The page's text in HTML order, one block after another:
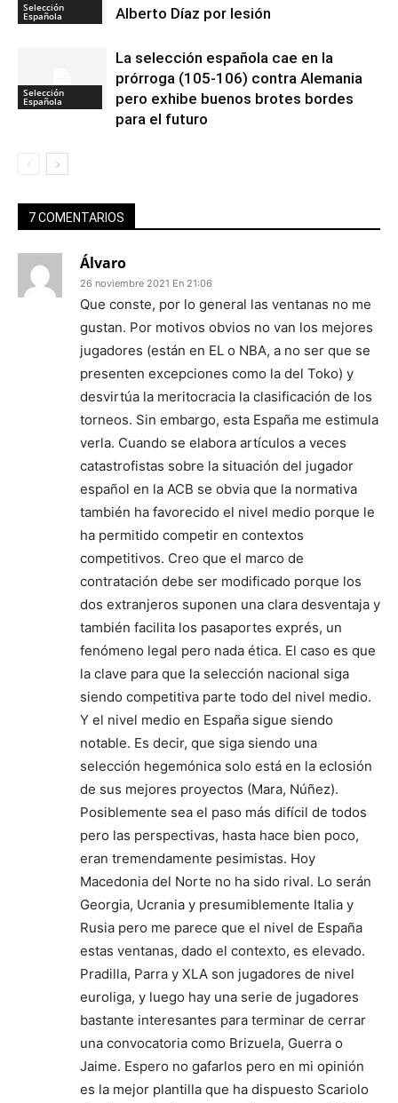
Selección
Española
Alberto Díaz por lesión
Selección
Española
La selección española cae en la
prórroga (105-106) contra Alemania
pero exhibe buenos brotes bordes
para el futuro
7 COMENTARIOS
Álvaro
26 noviembre 2021 En 21:06
Que conste, por lo general las ventanas no me
gustan. Por motivos obvios no van los mejores
jugadores (están en EL o NBA, a no ser que se
presenten excepciones como la del Toko) y
desvirtúa la meritocracia la clasificación de los
torneos. Sin embargo, esta España me estimula
verla. Cuando se elabora artículos a veces
catastrofistas sobre la situación del jugador
español en la ACB se obvia que la normativa
también ha favorecido el nivel medio porque le
ha permitido competir en contextos
competitivos. Creo que el marco de
contratación debe ser modificado porque los
dos extranjeros suponen una clara desventaja y
también facilita los pasaportes exprés, un
fenómeno legal pero nada ética. El caso es que
la clave para que la selección nacional siga
siendo competitiva parte todo del nivel medio.
Y el nivel medio en España sigue siendo
notable. Es decir, que siga siendo una
selección hegemónica solo está en la eclosión
de sus mejores proyectos (Mara, Núñez).
Posiblemente sea el paso más difícil de todos
pero las perspectivas, hasta hace bien poco,
eran tremendamente pesimistas. Hoy
Macedonia del Norte no ha sido rival. Lo serán
Georgia, Ucrania y presumiblemente Italia y
Rusia pero me parece que el nivel de España
estas ventanas, dado el contexto, es elevado.
Pradilla, Parra y XLA son jugadores de nivel
euroliga, y luego hay una serie de jugadores
bastante interesantes para terminar de cerrar
una convocatoria como Brizuela, Guerra o
Jaime. Espero no gafarlos pero en mi opinión
es la mejor plantilla que ha dispuesto Scariolo